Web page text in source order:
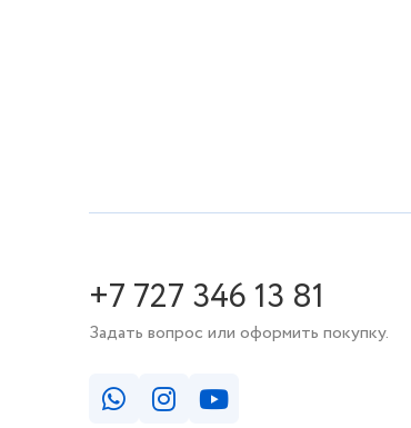
+7 727 346 13 81
Задать вопрос или оформить покупку.